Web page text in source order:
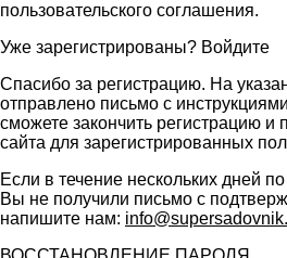
пользовательского соглашения.
Уже зарегистрированы? Войдите
Спасибо за регистрацию. На
отправлено письмо с
сможете закончить регистрацию и
сайта для зарегистрированных
Если в течение нескольких дней
Вы не получили письмо с
напишите нам: